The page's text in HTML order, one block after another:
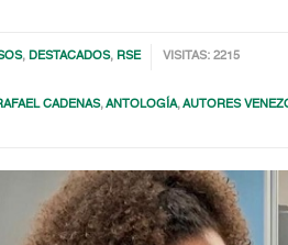
, DESTACADOS, RSE VISITAS: 2215
CADENAS,ANTOLOGÍA,AUTORES